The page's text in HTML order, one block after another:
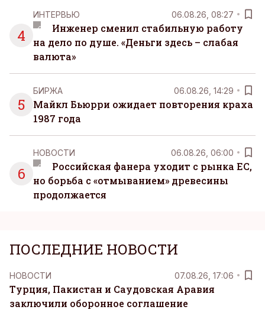
4
ИНТЕРВЬЮ 06.08.26, 08:27
Инженер сменил стабильную работу
на дело по душе. «Деньги здесь – слабая
валюта»
5
БИРЖА 06.08.26, 14:29
Майкл Бьюрри ожидает повторения краха
1987 года
6
НОВОСТИ 06.08.26, 06:00
Российская фанера уходит с рынка ЕС,
но борьба с «отмыванием» древесины
продолжается
ПОСЛЕДНИЕ НОВОСТИ
НОВОСТИ 07.08.26, 17:06
Турция, Пакистан и Саудовская Аравия
заключили оборонное соглашение